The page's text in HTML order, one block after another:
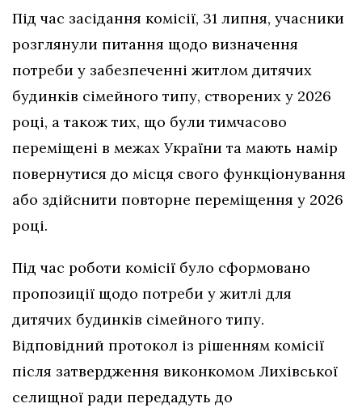
Під час засідання комісії, 31 липня, учасники
розглянули питання щодо визначення
потреби у забезпеченні житлом дитячих
будинків сімейного типу, створених у 2026
році, а також тих, що були тимчасово
переміщені в межах України та мають намір
повернутися до місця свого функціонування
або здійснити повторне переміщення у 2026
році.
Під час роботи комісії було сформовано
пропозиції щодо потреби у житлі для
дитячих будинків сімейного типу.
Відповідний протокол із рішенням комісії
після затвердження виконкомом Лихівської
селищної ради передадуть до